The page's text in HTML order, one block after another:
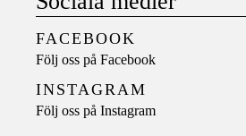
FACEBOOK
Följ oss på Facebook
INSTAGRAM
Följ oss på Instagram